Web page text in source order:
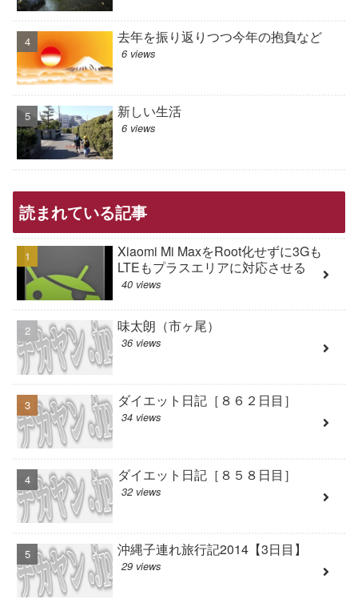
去年を振り返りつつ今年の抱負など
6 views
新しい生活
6 views
読まれている記事
Xiaomi Mi MaxをRoot化せずに3Gも
LTEもプラスエリアに対応させる
40 views
味太朗（市ヶ尾）
36 views
ダイエット日記［８６２日目］
34 views
ダイエット日記［８５８日目］
32 views
沖縄子連れ旅行記2014【3日目】
29 views